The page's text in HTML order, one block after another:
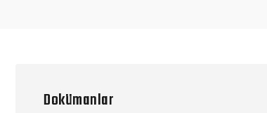
Dokümanlar